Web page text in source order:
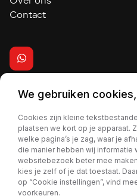
Contact
2026 - Autohuis de Vaart
Privacy
We gebruiken
Cookies zijn kleine
plaatsen we kort op je apparaat.
welke pagina’s je zag, waar je
die manier hebben wij informatie
websitebezoek beter mee
kies je zelf of je dat toestaat.
op “Cookie instellingen”, vind
voorkeuren.